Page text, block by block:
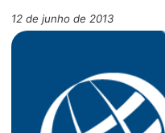
12 de junho de 2013